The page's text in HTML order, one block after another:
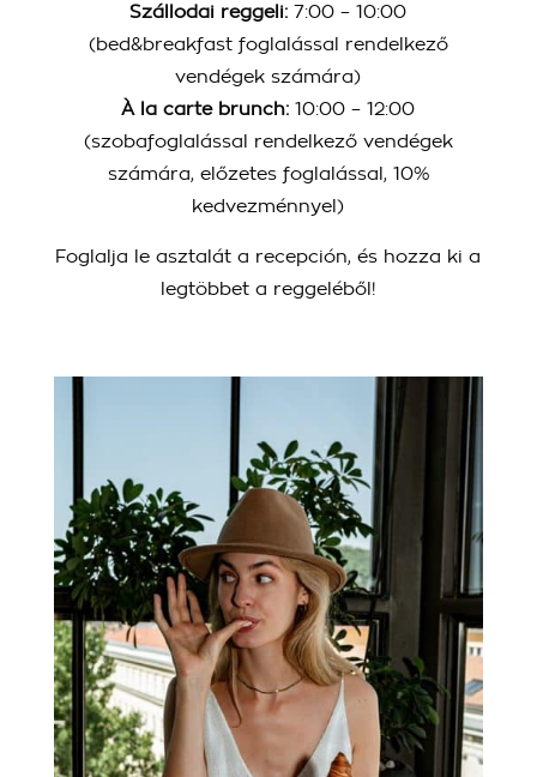
Szállodai reggeli: 7:00 – 10:00
(bed&breakfast foglalással rendelkező
vendégek számára)
À la carte brunch: 10:00 – 12:00
(szobafoglalással rendelkező vendégek
számára, előzetes foglalással, 10%
kedvezménnyel)
Foglalja le asztalát a recepción, és hozza ki a
legtöbbet a reggeléből!